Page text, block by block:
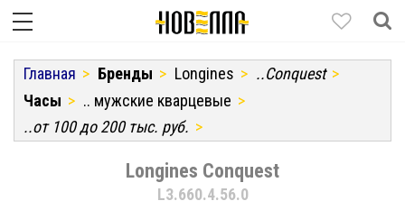
Главная Бренды Longines
..Conquest
Часы
.. мужские кварцевые
..от 100 до 200 тыс. руб.
Longines Conquest
L3.660.4.56.0